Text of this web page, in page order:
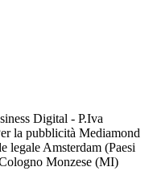
Digital - P.Iva
la pubblicità Mediamond
legale Amsterdam (Paesi
Monzese (MI)